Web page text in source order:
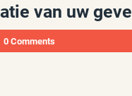
van uw gevel
0 Comments